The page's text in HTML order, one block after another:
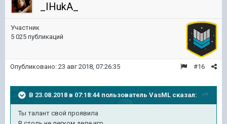
_IHukA_
Участник
5 025 публикаций
#16
Опубликовано: 23 авг 2018, 07:26:35
В 23.08.2018 в 07:18:44 пользователь VasML сказал:
Ты талант свой проявила